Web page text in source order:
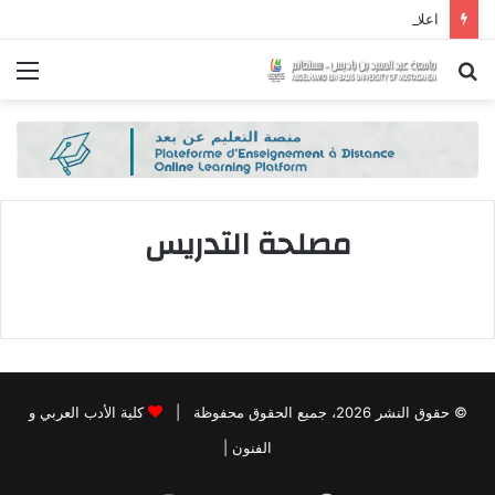
اعلان
بحث
مصلحة التدريس
© حقوق النشر 2026، جميع الحقوق محفوظة |
كلية الأدب العربي و
الفنون